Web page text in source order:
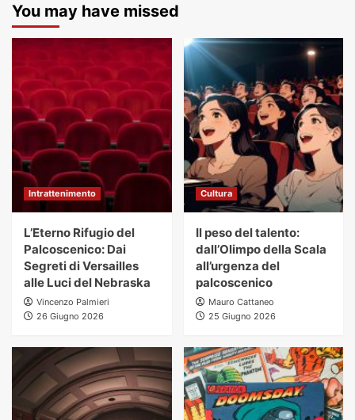
You may have missed
Intrattenimento
L’Eterno Rifugio del
Palcoscenico: Dai
Segreti di Versailles
alle Luci del Nebraska
Vincenzo Palmieri
26 Giugno 2026
Cultura
Il peso del talento:
dall’Olimpo della Scala
all’urgenza del
palcoscenico
Mauro Cattaneo
25 Giugno 2026